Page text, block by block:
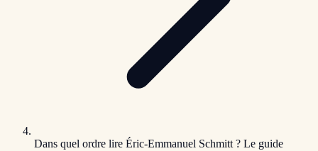
Dans quel ordre lire Éric-Emmanuel Schmitt ? Le guide